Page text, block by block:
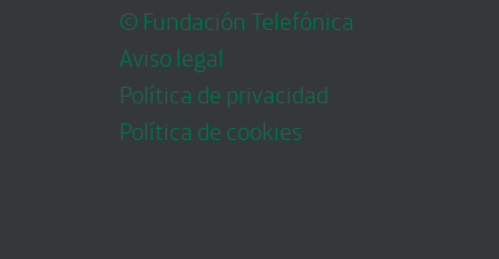
© Fundación Telefónica
Aviso legal
Política de privacidad
Política de cookies